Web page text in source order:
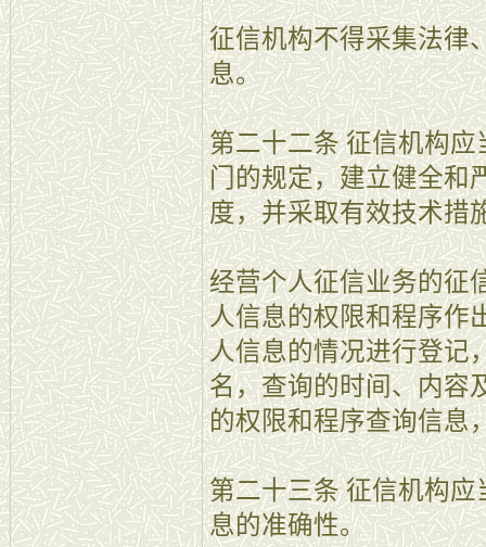
征信机构不得采集法律
息。
第二十二条 征信机构
门的规定，建立健全和
度，并采取有效技术措
经营个人征信业务的征
人信息的权限和程序作
人信息的情况进行登记
名，查询的时间、内容
的权限和程序查询信息
第二十三条 征信机构
息的准确性。